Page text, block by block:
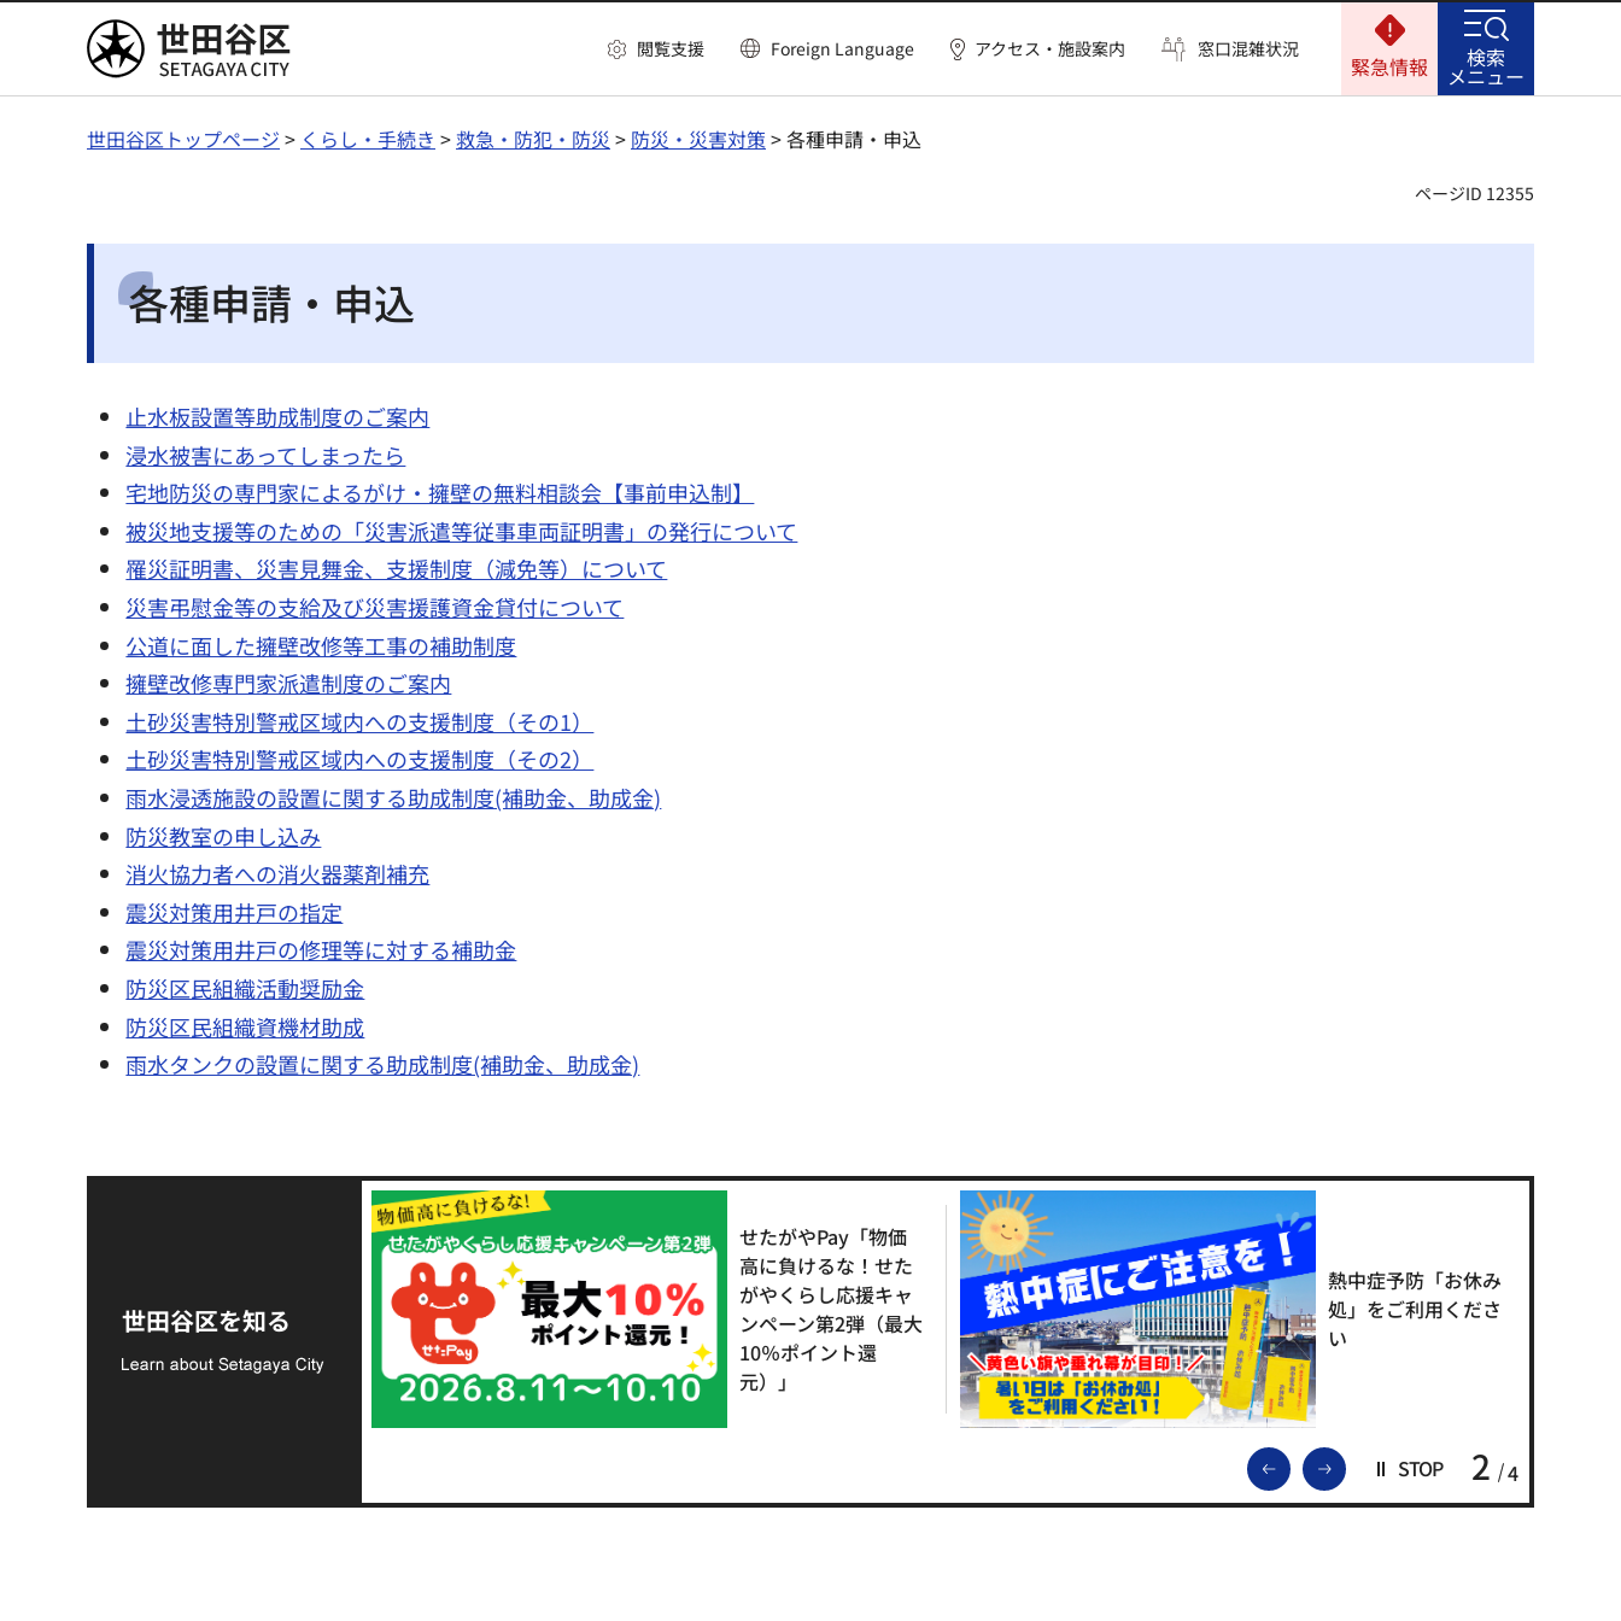
世田谷区 閲覧支援 Foreign Language アクセス・施設案内 窓口混雑状況
緊急情報 検索
メニュー
世田谷区トップページ > くらし・手続き >救急・防犯・防災 > 防災・災害対策> 各種申請・申込
ページID 12355
各種申請・申込
止水板設置等助成制度のご案内
浸水被害にあってしまったら
宅地防災の専門家によるがけ・擁壁の無料相談会【事前申込制】
被災地支援等のための「災害派遣等従事車両証明書」の発行について
罹災証明書、災害見舞金、支援制度（減免等）について
災害弔慰金等の支給及び災害援護資金貸付について
公道に面した擁壁改修等工事の補助制度
擁壁改修専門家派遣制度のご案内
土砂災害特別警戒区域内への支援制度（その1）
土砂災害特別警戒区域内への支援制度（その2）
雨水浸透施設の設置に関する助成制度(補助金、助成金)
防災教室の申し込み
消火協力者への消火器薬剤補充
震災対策用井戸の指定
震災対策用井戸の修理等に対する補助金
防災区民組織活動奨励金
防災区民組織資機材助成
雨水タンクの設置に関する助成制度(補助金、助成金)
世田谷区を知る
前のスライドを表示
次のスライドを表示
STOP 2 4
支援金の募集につい
て
せたがやPay「物価
高に負けるな！せた
がやくらし応援キャ
ンペーン第2弾（最大
10％ポイント還
元）」
熱中症予防「お休み
処」をご利用くださ
い